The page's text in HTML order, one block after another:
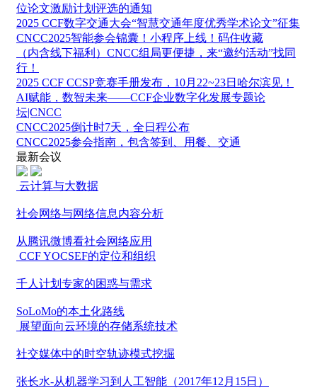
位论文激励计划评选的通知
2025 CCF数字交通大会“智慧交通年度优秀学术论文”征集
CNCC2025智能参会锦囊！小程序上线！码住收藏
（内含线下福利）CNCC组局更便捷，来“邀约活动”找同
行！
2025 CCF CCSP竞赛手册发布，10月22~23日哈尔滨见！
AI赋能，数智未来——CCF企业数字化发展专题论
坛|CNCC
CNCC2025倒计时7天，全日程公布
CNCC2025参会指南，包含签到、用餐、交通
最新会议
云计算与大数据
社会网络与网络信息内容分析
从腾讯微博看社会网络应用
CCF YOCSEF的定位和组织
千人计划专家的困惑与需求
SoLoMo的本土化路线
展望面向云环境的存储系统技术
社交媒体中的时空轨迹模式挖掘
张长水-从机器学习到人工智能（2017年12月15日）